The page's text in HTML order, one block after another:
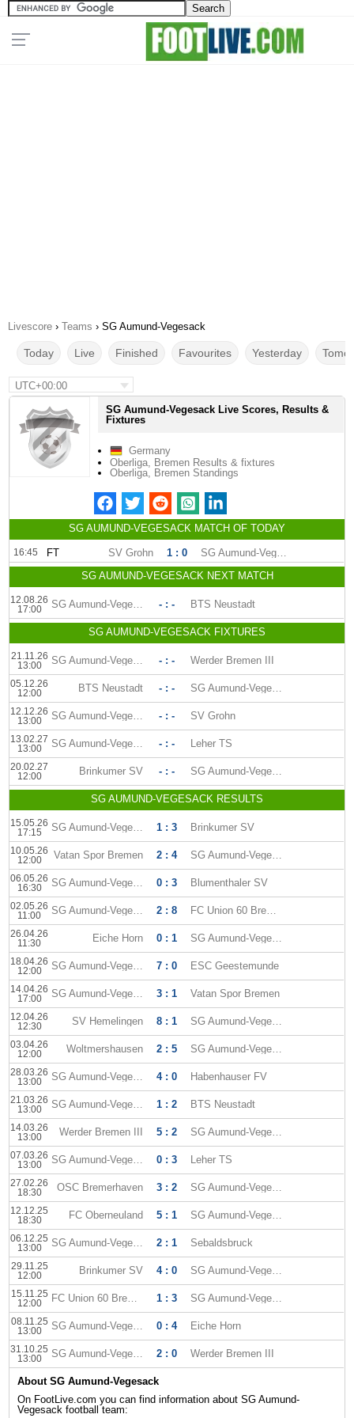
Livescore › Teams › SG Aumund-Vegesack
Today Live Finished Favourites Yesterday
UTC+00:00
SG Aumund-Vegesack Live Scores, Results &
Fixtures
Germany
Oberliga, Bremen Results & fixtures
Oberliga, Bremen Standings
SG AUMUND-VEGESACK MATCH OF TODAY
16:45 FT SV Grohn 1 : 0
SG Aumund-Vegesack
SG AUMUND-VEGESACK NEXT MATCH
12.08.26
17:00
SG Aumund-Vegesack - : - BTS Neustadt
SG AUMUND-VEGESACK FIXTURES
21.11.26
13:00
SG Aumund-Vegesack - : - Werder Bremen III
05.12.26
12:00
BTS Neustadt - : - SG Aumund-Vegesack
12.12.26
13:00
SG Aumund-Vegesack - : - SV Grohn
13.02.27
13:00
SG Aumund-Vegesack - : - Leher TS
20.02.27
12:00
Brinkumer SV - : - SG Aumund-Vegesack
SG AUMUND-VEGESACK RESULTS
15.05.26
17:15
SG Aumund-Vegesack 1 : 3 Brinkumer SV
10.05.26
12:00
Vatan Spor Bremen 2 : 4 SG Aumund-Vegesack
06.05.26
16:30
SG Aumund-Vegesack 0 : 3 Blumenthaler SV
02.05.26
11:00
SG Aumund-Vegesack 2 : 8 FC Union 60 Bremen
26.04.26
11:30
Eiche Horn 0 : 1 SG Aumund-Vegesack
18.04.26
12:00
SG Aumund-Vegesack 7 : 0 ESC Geestemunde
14.04.26
17:00
SG Aumund-Vegesack 3 : 1 Vatan Spor Bremen
12.04.26
12:30
SV Hemelingen 8 : 1 SG Aumund-Vegesack
03.04.26
12:00
Woltmershausen 2 : 5 SG Aumund-Vegesack
28.03.26
13:00
SG Aumund-Vegesack 4 : 0 Habenhauser FV
21.03.26
13:00
SG Aumund-Vegesack 1 : 2 BTS Neustadt
14.03.26
13:00
Werder Bremen III 5 : 2 SG Aumund-Vegesack
07.03.26
13:00
SG Aumund-Vegesack 0 : 3 Leher TS
27.02.26
18:30
OSC Bremerhaven 3 : 2 SG Aumund-Vegesack
12.12.25
18:30
FC Oberneuland 5 : 1 SG Aumund-Vegesack
06.12.25
13:00
SG Aumund-Vegesack 2 : 1 Sebaldsbruck
29.11.25
12:00
Brinkumer SV 4 : 0 SG Aumund-Vegesack
15.11.25
12:00
FC Union 60 Bremen 1 : 3 SG Aumund-Vegesack
08.11.25
13:00
SG Aumund-Vegesack 0 : 4 Eiche Horn
31.10.25
13:00
SG Aumund-Vegesack 2 : 0 Werder Bremen III
About SG Aumund-Vegesack
On FootLive.com you can find information about SG Aumund-
Vegesack football team: